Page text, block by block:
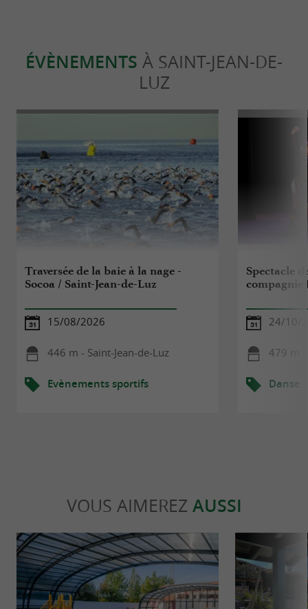
ÉVÈNEMENTS À SAINT-JEAN-DE-
LUZ
Traversée de la baie à la nage -
Socoa / Saint-Jean-de-Luz
15/08/2026
446 m - Saint-Jean-de-Luz
Evènements sportifs
Spectacle
compagnie
24/10/
479 m -
Danse
VOUS AIMEREZ AUSSI